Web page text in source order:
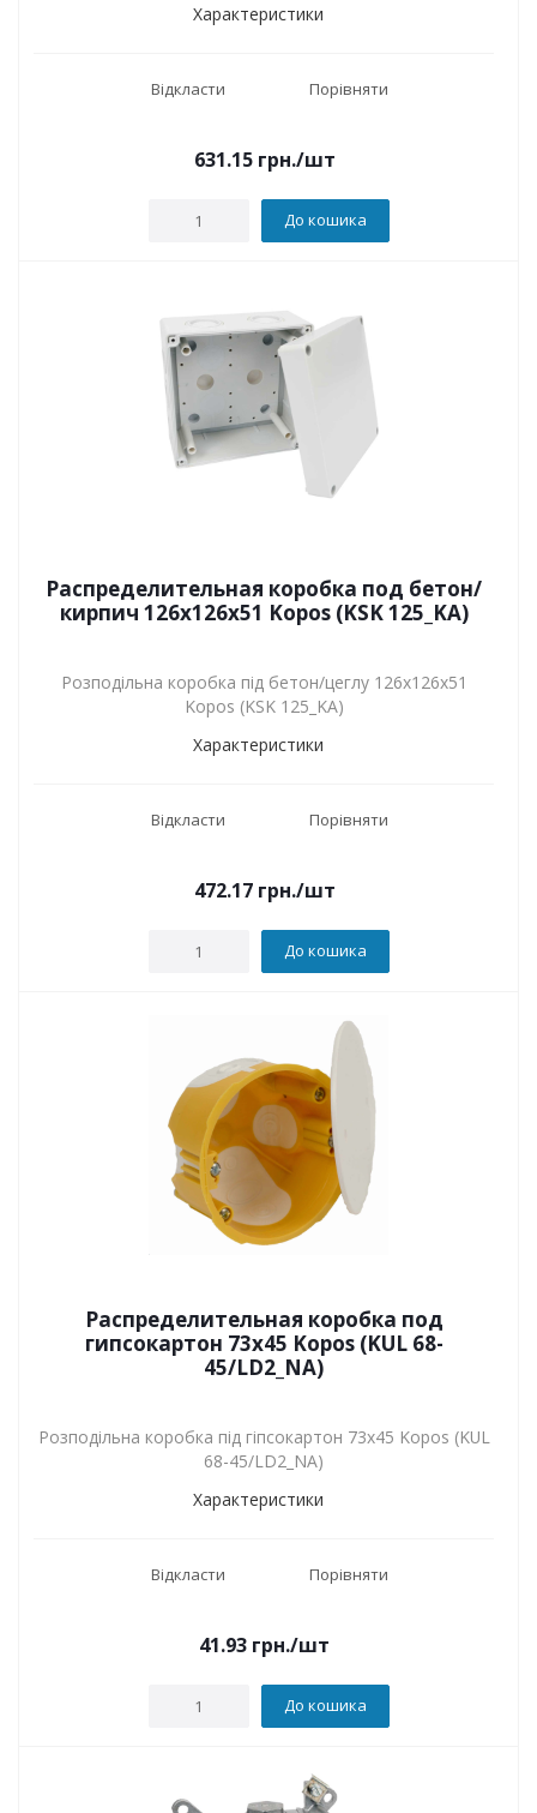
Характеристики
Відкласти Порівняти
631.15грн./шт
До кошика
Распределительная коробка под бетон/
кирпич 126x126x51 Kopos (KSK 125_KA)
Розподільна коробка під бетон/цеглу 126x126x51
Kopos (KSK 125_KA)
Характеристики
Відкласти Порівняти
472.17грн./шт
До кошика
Распределительная коробка под
гипсокартон 73x45 Kopos (KUL 68-
45/LD2_NA)
Розподільна коробка під гіпсокартон 73x45 Kopos (KUL
68-45/LD2_NA)
Характеристики
Відкласти Порівняти
41.93 грн./шт
До кошика